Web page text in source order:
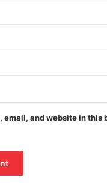
email, and website in this